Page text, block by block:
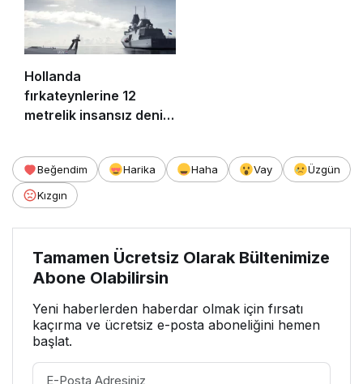
Hollanda
fırkateynlerine 12
metrelik insansız deniz
Beğendim Harika Haha Vay
Üzgün
Kızgın
Tamamen Ücretsiz Olarak Bültenimize
Abone Olabilirsin
Yeni haberlerden haberdar olmak için fırsatı
kaçırma ve ücretsiz e-posta aboneliğini hemen
başlat.